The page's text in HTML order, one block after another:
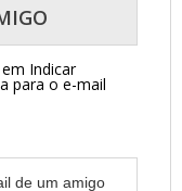
Indicar
para o e-mail